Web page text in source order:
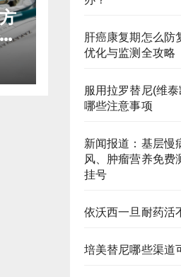
肝癌康复期怎么防
优化与监测全攻略
服用拉罗替尼(维
哪些注意事项
新闻报道：基层慢
风、肿瘤营养免费
挂号
依沃西一旦耐药活
培美替尼哪些渠道